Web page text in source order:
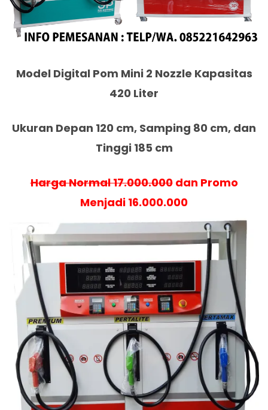
Model Digital Pom Mini 2 Nozzle Kapasitas
420 Liter
Ukuran Depan 120 cm, Samping 80 cm, dan
Tinggi 185 cm
Harga Normal 17.000.000dan Promo
Menjadi 16.000.000